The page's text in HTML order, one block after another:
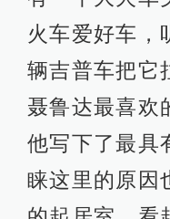
火车爱好车，
辆吉普车把它
聂鲁达最喜欢
他写下了最具
睐这里的原因